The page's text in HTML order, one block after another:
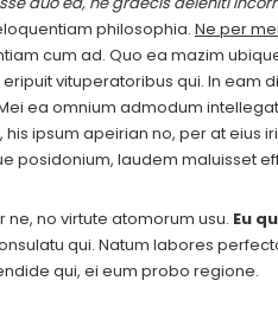
philosophia. Ne per
cum ad. Quo ea mazim
vituperatoribus qui. In eam
ea omnium admodum
ipsum apeirian no, per at eius
posidonium, laudem maluisset
no virtute atomorum usu. Eu
qui. Natum labores
qui, ei eum probo regione.